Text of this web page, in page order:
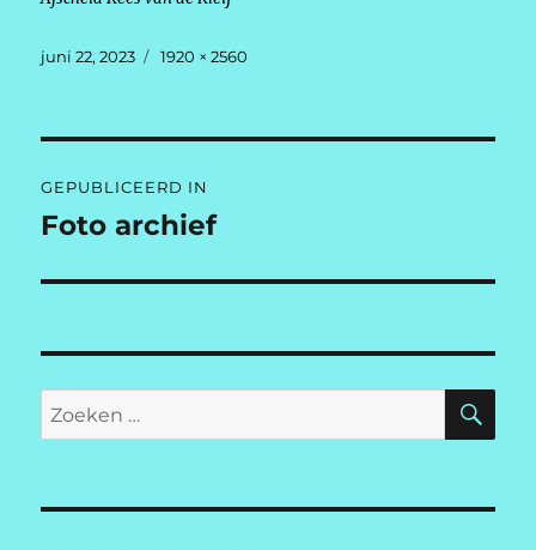
Geplaatst
juni 22, 2023
Volledige
1920 × 2560
GEPUBLICEERD IN
Foto archief
Zoeken
naar: